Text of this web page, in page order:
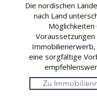
Die nordischen
nach Land
Möglichkeiten
Voraussetzungen
Immobilienerwerb,
eine sorgfältige
Zu